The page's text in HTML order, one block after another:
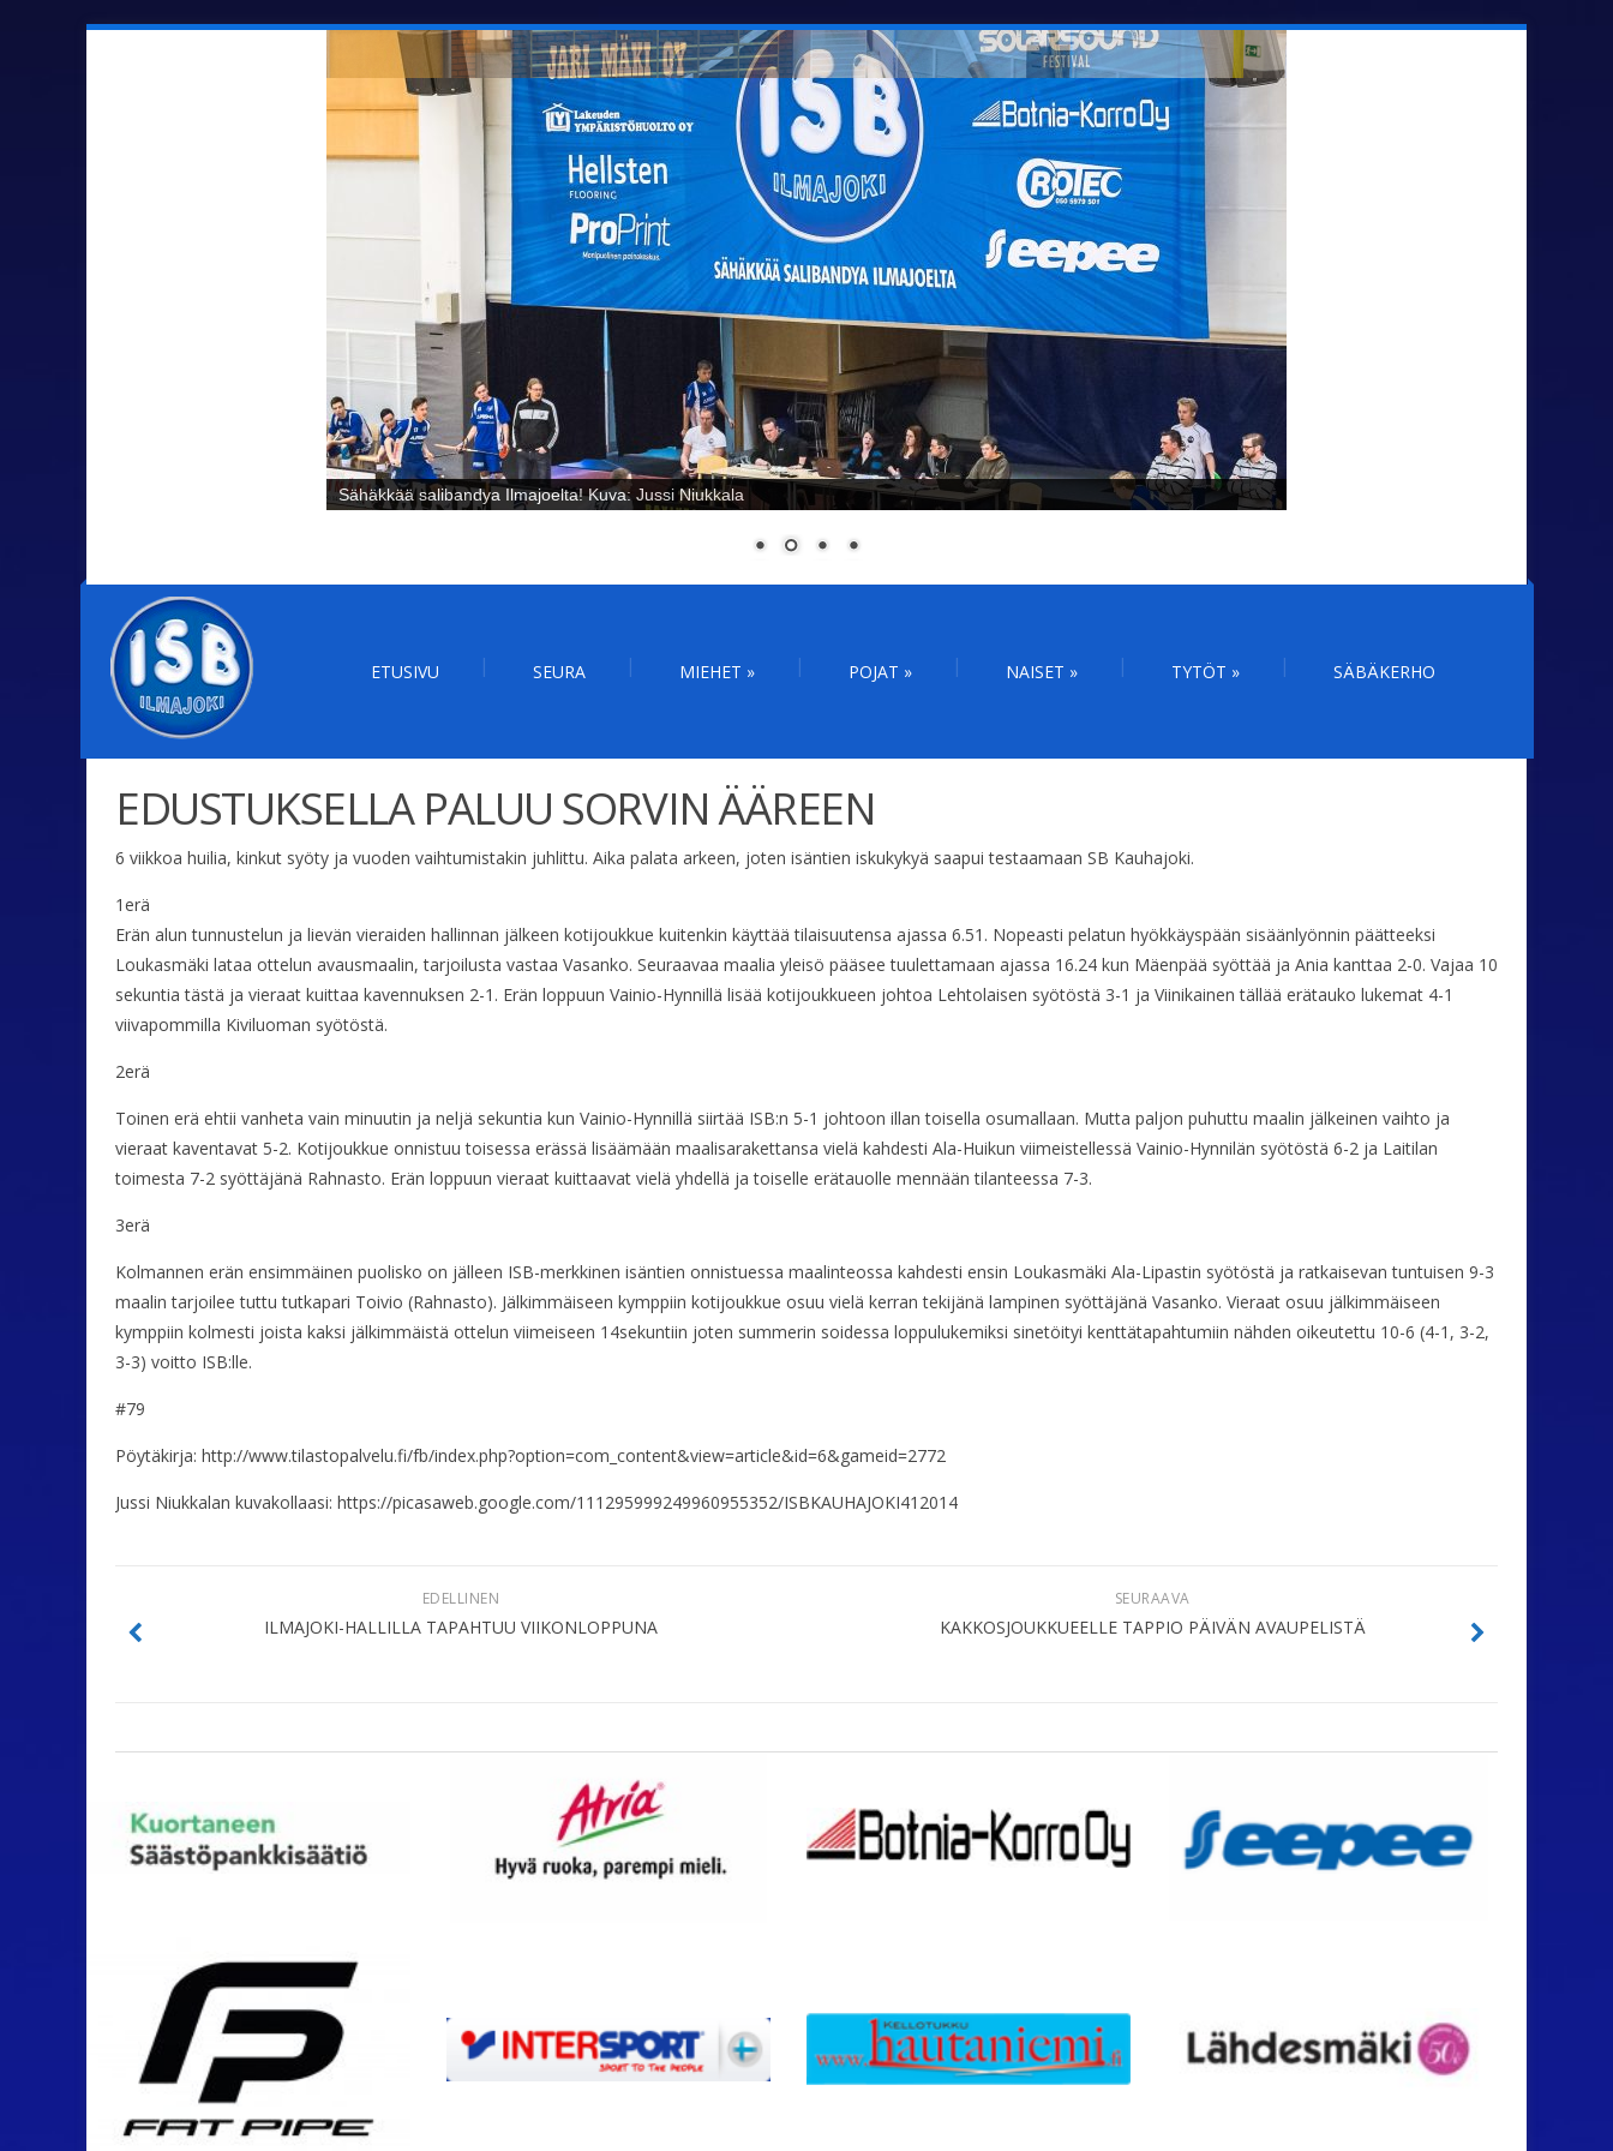
Sähäkkää salibandya Ilmajoelta! Kuva: Jussi Niukkala
ETUSIVU SEURA MIEHET » POJAT » NAISET » TYTÖT » SÄBÄKERHO
EDUSTUKSELLA PALUU SORVIN ÄÄREEN
6 viikkoa huilia, kinkut syöty ja vuoden vaihtumistakin juhlittu. Aika palata arkeen, joten isäntien iskukykyä saapui testaamaan SB Kauhajoki.
1erä
Erän alun tunnustelun ja lievän vieraiden hallinnan jälkeen kotijoukkue kuitenkin käyttää tilaisuutensa ajassa 6.51. Nopeasti pelatun hyökkäyspään sisäänlyönnin päätteeksi
Loukasmäki lataa ottelun avausmaalin, tarjoilusta vastaa Vasanko. Seuraavaa maalia yleisö pääsee tuulettamaan ajassa 16.24 kun Mäenpää syöttää ja Ania kanttaa 2-0. Vajaa 10
sekuntia tästä ja vieraat kuittaa kavennuksen 2-1. Erän loppuun Vainio-Hynnillä lisää kotijoukkueen johtoa Lehtolaisen syötöstä 3-1 ja Viinikainen tällää erätauko lukemat 4-1
viivapommilla Kiviluoman syötöstä.
2erä
Toinen erä ehtii vanheta vain minuutin ja neljä sekuntia kun Vainio-Hynnillä siirtää ISB:n 5-1 johtoon illan toisella osumallaan. Mutta paljon puhuttu maalin jälkeinen vaihto ja
vieraat kaventavat 5-2. Kotijoukkue onnistuu toisessa erässä lisäämään maalisarakettansa vielä kahdesti Ala-Huikun viimeistellessä Vainio-Hynnilän syötöstä 6-2 ja Laitilan
toimesta 7-2 syöttäjänä Rahnasto. Erän loppuun vieraat kuittaavat vielä yhdellä ja toiselle erätauolle mennään tilanteessa 7-3.
3erä
Kolmannen erän ensimmäinen puolisko on jälleen ISB-merkkinen isäntien onnistuessa maalinteossa kahdesti ensin Loukasmäki Ala-Lipastin syötöstä ja ratkaisevan tuntuisen 9-3
maalin tarjoilee tuttu tutkapari Toivio (Rahnasto). Jälkimmäiseen kymppiin kotijoukkue osuu vielä kerran tekijänä lampinen syöttäjänä Vasanko. Vieraat osuu jälkimmäiseen
kymppiin kolmesti joista kaksi jälkimmäistä ottelun viimeiseen 14sekuntiin joten summerin soidessa loppulukemiksi sinetöityi kenttätapahtumiin nähden oikeutettu 10-6 (4-1, 3-2,
3-3) voitto ISB:lle.
#79
Pöytäkirja: http://www.tilastopalvelu.fi/fb/index.php?option=com_content&view=article&id=6&gameid=2772
Jussi Niukkalan kuvakollaasi: https://picasaweb.google.com/111295999249960955352/ISBKAUHAJOKI412014
SEURAAVA
KAKKOSJOUKKUEELLE TAPPIO PÄIVÄN AVAUPELISTÄ
EDELLINEN
ILMAJOKI-HALLILLA TAPAHTUU VIIKONLOPPUNA